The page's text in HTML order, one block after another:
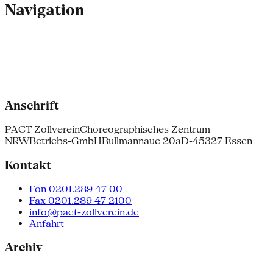
Navigation
Anschrift
PACT ZollvereinChoreographisches Zentrum
NRWBetriebs-GmbHBullmannaue 20aD-45327 Essen
Kontakt
Fon 0201.289 47 00
Fax 0201.289 47 2100
info@pact-zollverein.de
Anfahrt
Archiv